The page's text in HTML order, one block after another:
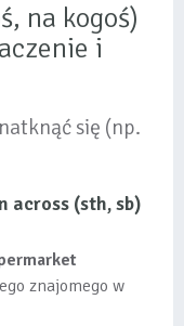
na kogoś)
i
się (np.
across (sth, sb)
znajomego w